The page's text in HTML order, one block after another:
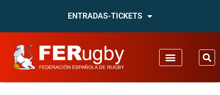
ENTRADAS-TICKETS